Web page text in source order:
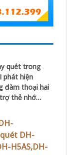
quét trong
phát hiện
đàm thoại hai
thẻ nhớ